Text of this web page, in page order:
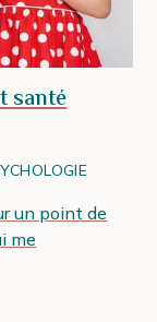
santé
un point de
me